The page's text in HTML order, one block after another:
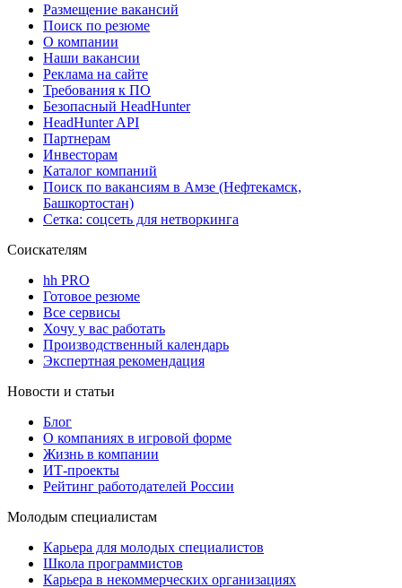
Размещение вакансий
Поиск по резюме
О компании
Наши вакансии
Реклама на сайте
Требования к ПО
Безопасный HeadHunter
HeadHunter API
Партнерам
Инвесторам
Каталог компаний
Поиск по вакансиям в Амзе (Нефтекамск,
Башкортостан)
Сетка: соцсеть для нетворкинга
Соискателям
hh PRO
Готовое резюме
Все сервисы
Хочу у вас работать
Производственный календарь
Экспертная рекомендация
Новости и статьи
Блог
О компаниях в игровой форме
Жизнь в компании
ИТ-проекты
Рейтинг работодателей России
Молодым специалистам
Карьера для молодых специалистов
Школа программистов
Карьера в некоммерческих организациях